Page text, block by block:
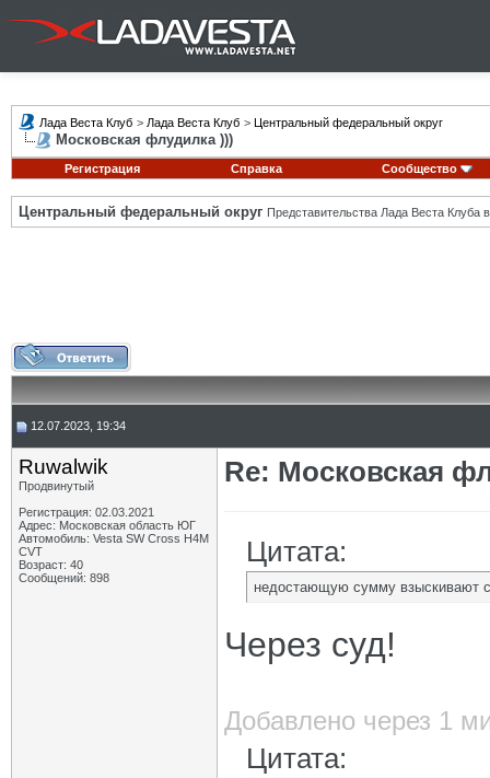
Лада Веста Клуб > Лада Веста Клуб > Центральный федеральный округ
Московская флудилка )))
Регистрация Справка Сообщество
Центральный федеральный округ Представительства Лада Веста Клуба
12.07.2023, 19:34
Ruwalwik
Продвинутый
Регистрация: 02.03.2021
Адрес: Московская область ЮГ
Автомобиль: Vesta SW Cross H4M
CVT
Возраст: 40
Сообщений: 898
Re: Московская
Цитата:
недостающую сумму взыскивают
Через суд!
Добавлено через 1
Цитата: